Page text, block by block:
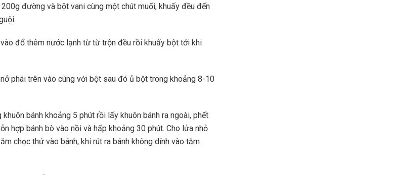
đường và bột vani cùng một chút muối, khuấy đều đến
đổ thêm nước lạnh từ từ trộn đều rồi khuấy bột tới khi
phái trên vào cùng với bột sau đó ủ bột trong khoảng 8-10
bánh khoảng 5 phút rồi lấy khuôn bánh ra ngoài, phết
hợp bánh bò vào nồi và hấp khoảng 30 phút. Cho lửa nhỏ
chọc thử vào bánh, khi rút ra bánh không dính vào tăm